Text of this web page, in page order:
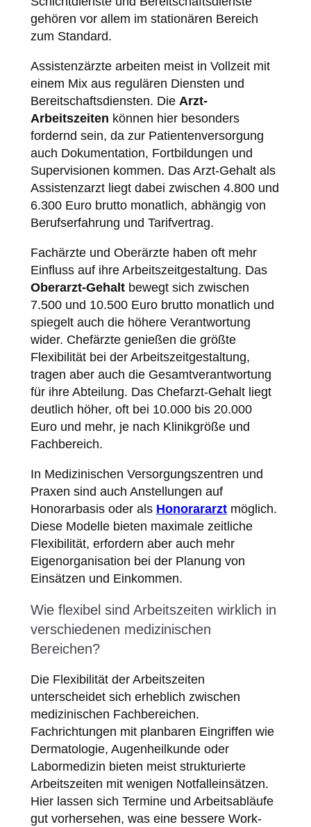
gehören vor allem im stationären Bereich
zum Standard.
Assistenzärzte arbeiten meist in Vollzeit mit
einem Mix aus regulären Diensten und
Bereitschaftsdiensten. Die Arzt-
Arbeitszeiten können hier besonders
fordernd sein, da zur Patientenversorgung
auch Dokumentation, Fortbildungen und
Supervisionen kommen. Das Arzt-Gehalt als
Assistenzarzt liegt dabei zwischen 4.800 und
6.300 Euro brutto monatlich, abhängig von
Berufserfahrung und Tarifvertrag.
Fachärzte und Oberärzte haben oft mehr
Einfluss auf ihre Arbeitszeitgestaltung. Das
Oberarzt-Gehaltbewegt sich zwischen
7.500 und 10.500 Euro brutto monatlich und
spiegelt auch die höhere Verantwortung
wider. Chefärzte genießen die größte
Flexibilität bei der Arbeitszeitgestaltung,
tragen aber auch die Gesamtverantwortung
für ihre Abteilung. Das Chefarzt-Gehalt liegt
deutlich höher, oft bei 10.000 bis 20.000
Euro und mehr, je nach Klinikgröße und
Fachbereich.
In Medizinischen Versorgungszentren und
Praxen sind auch Anstellungen auf
Honorarbasis oder als Honorararztmöglich.
Diese Modelle bieten maximale zeitliche
Flexibilität, erfordern aber auch mehr
Eigenorganisation bei der Planung von
Einsätzen und Einkommen.
Wie flexibel sind Arbeitszeiten wirklich in
verschiedenen medizinischen
Bereichen?
Die Flexibilität der Arbeitszeiten
unterscheidet sich erheblich zwischen
medizinischen Fachbereichen.
Fachrichtungen mit planbaren Eingriffen wie
Dermatologie, Augenheilkunde oder
Labormedizin bieten meist strukturierte
Arbeitszeiten mit wenigen Notfalleinsätzen.
Hier lassen sich Termine und Arbeitsabläufe
gut vorhersehen, was eine bessere Work-